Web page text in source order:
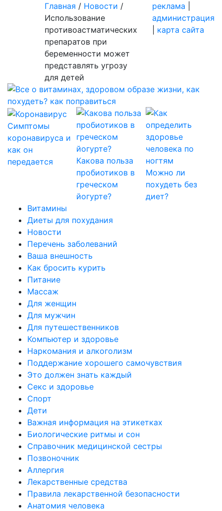
Главная / Новости /
Использование
противоастматических
препаратов при
беременности может
представлять угрозу
для детей
реклама
администрация
карта сайта
Симптомы
коронавируса и
как он
передается
Какова польза
пробиотиков в
греческом
йогурте?
Можно ли
похудеть без
диет?
Витамины
Диеты для похудания
Новости
Перечень заболеваний
Ваша внешность
Как бросить курить
Питание
Массаж
Для женщин
Для мужчин
Для путешественников
Компьютер и здоровье
Наркомания и алкоголизм
Поддержание хорошего самочувствия
Это должен знать каждый
Секс и здоровье
Спорт
Дети
Важная информация на этикетках
Биологические ритмы и сон
Справочник медицинской сестры
Позвоночник
Аллергия
Лекарственные средства
Правила лекарственной безопасности
Aнатомия человека